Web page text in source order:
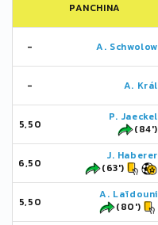
PANCHINA
- A. Schwolow
- A. Král
5,50
P. Jaeckel
(84')
6,50
J. Haberer
(63')
5,50
A. Laïdouni
(80')